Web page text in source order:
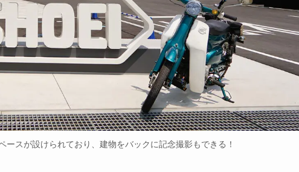
スが設けられており、建物をバックに記念撮影もできる！